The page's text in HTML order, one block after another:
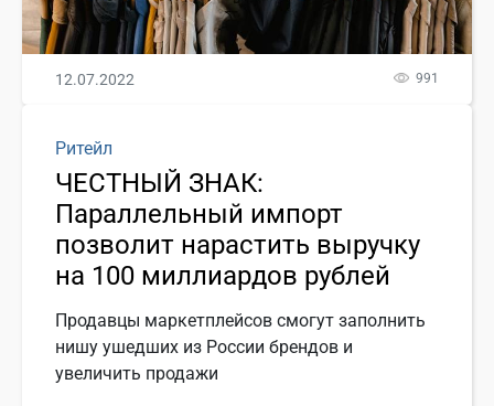
12.07.2022 991
Ритейл
ЧЕСТНЫЙ ЗНАК:
Параллельный импорт
позволит нарастить выручку
на 100 миллиардов рублей
Продавцы маркетплейсов смогут заполнить
нишу ушедших из России брендов и
увеличить продажи